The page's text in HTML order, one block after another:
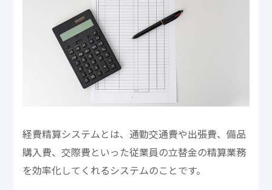
経費精算システムとは、通勤交通費や出張費、備品
購入費、交際費といった従業員の立替金の精算業務
を効率化してくれるシステムのことです。